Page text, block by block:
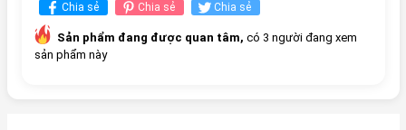
Chia sẻ Chia sẻ Chia sẻ
Sản phẩm đang được quan tâm, có 3 người đang xem
sản phẩm này